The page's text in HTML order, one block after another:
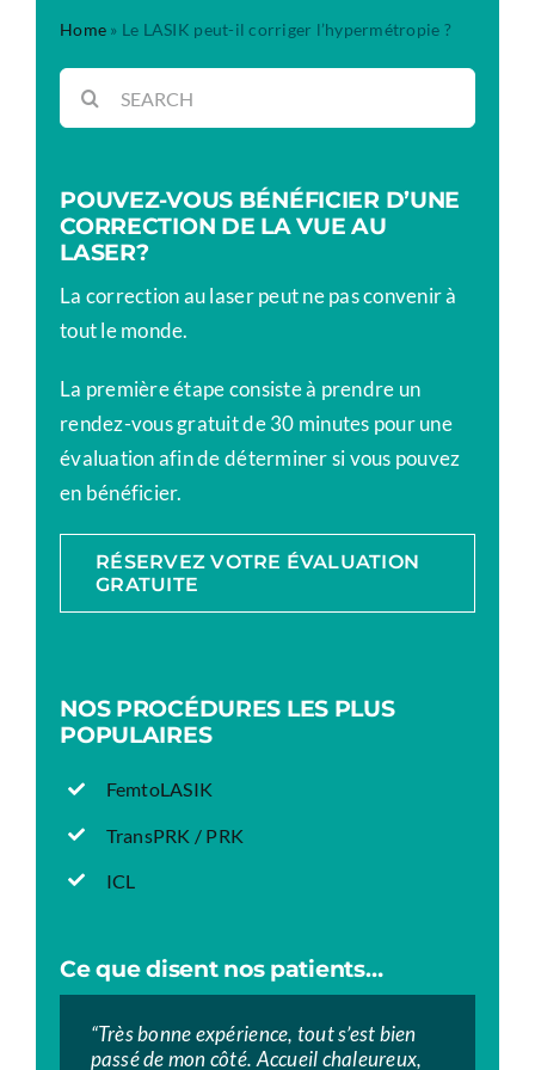
Home » Le LASIK peut-il corriger l’hypermétropie ?
Rechercher:
POUVEZ-VOUS BÉNÉFICIER D’UNE
CORRECTION DE LA VUE AU
LASER?
La correction au laser peut ne pas convenir à
tout le monde.
La première étape consiste à prendre un
rendez-vous gratuit de 30 minutes pour une
évaluation afin de déterminer si vous pouvez
en bénéficier.
RÉSERVEZ VOTRE ÉVALUATION
GRATUITE
NOS PROCÉDURES LES PLUS
POPULAIRES
FemtoLASIK
TransPRK / PRK
ICL
Ce que disent nos patients…
“Très bonne expérience, tout s’est bien
passé de mon côté. Accueil chaleureux,
“”Très bon centre.
À chacune de mes visites, le personnel
“”Excellente prise en charge tout au long
des RDV, de la 1ère consultation jusqu’à